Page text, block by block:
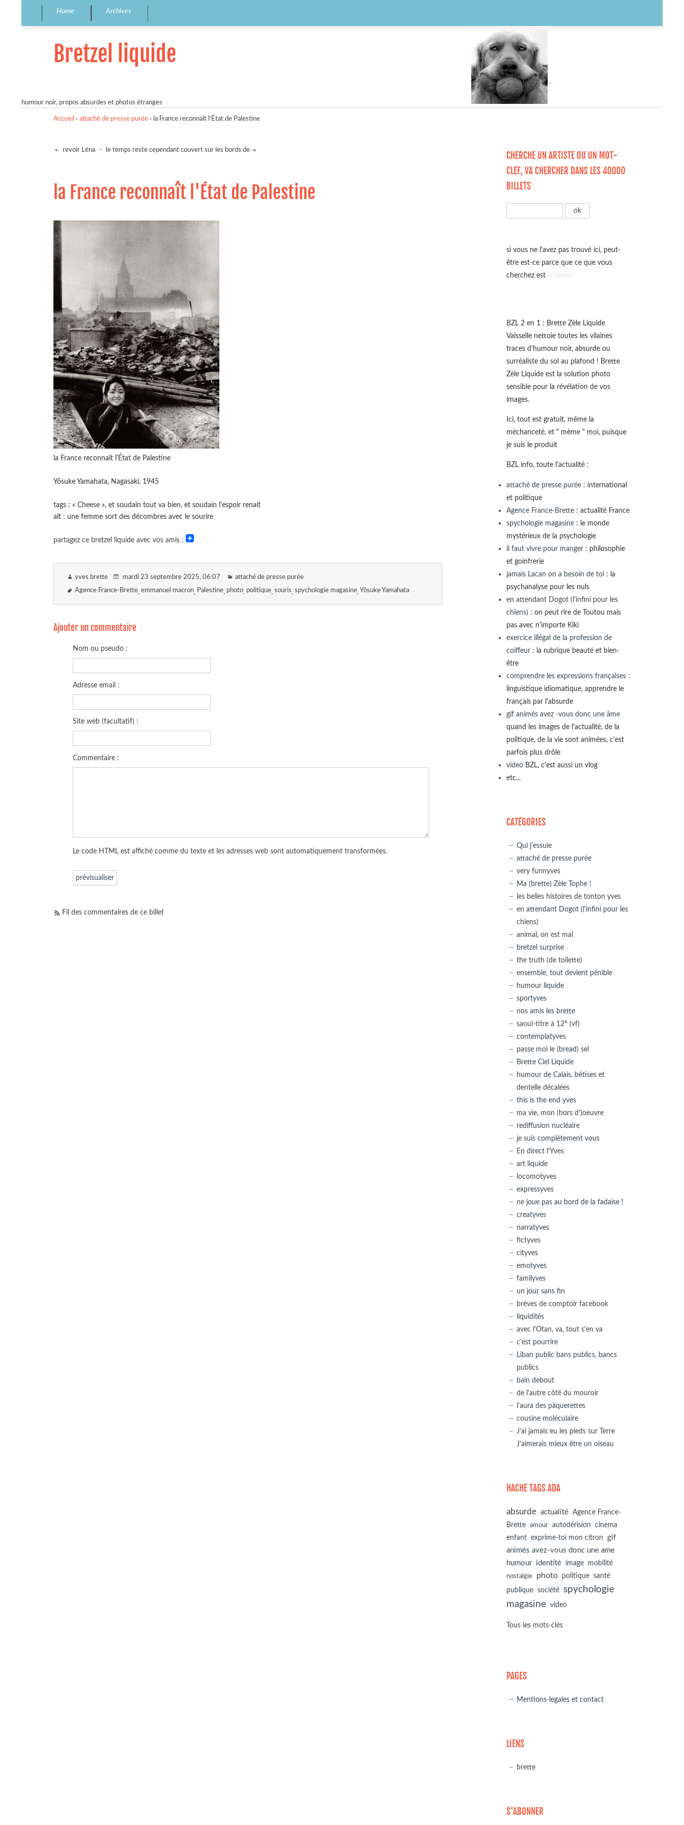
Home Archives
Bretzel liquide
humour noir, propos absurdes et photos étranges
Accueil › attaché de presse purée › la France reconnaît l'État de Palestine
revoir Léna - le temps reste cependant couvert sur les bords de
la France reconnaît l'État de Palestine
la France reconnaît l'État de Palestine
Yōsuke Yamahata, Nagasaki, 1945
tags : « Cheese », et soudain tout va bien, et soudain l'espoir renait
alt : une femme sort des décombres avec le sourire
partagez ce bretzel liquide avec vos amis :
yves brette mardi 23 septembre 2025, 06:07 attaché de presse purée
Agence France-Brette emmanuel macron Palestine photo politique souris spychologie magasine Yōsuke Yamahata
Ajouter un commentaire
Nom ou pseudo :
Adresse email :
Site web (facultatif) :
Commentaire :
Le code HTML est affiché comme du texte et les adresses web sont automatiquement transformées.
Fil des commentaires de ce billet
CHERCHE UN ARTISTE OU UN MOT-
CLEF, VA CHERCHER DANS LES 40000
BILLETS
si vous ne l'avez pas trouvé ici, peut-
être est-ce parce que ce que vous
cherchez està l'ombre
BZL 2 en 1 : Brette Zèle Liquide
Vaisselle nettoie toutes les vilaines
traces d'humour noir, absurde ou
surréaliste du sol au plafond ! Brette
Zèle Liquide est la solution photo
sensible pour la révélation de vos
images.
Ici, tout est gratuit, même la
méchanceté, et " mème " moi, puisque
je suis le produit
BZL info, toute l'actualité :
attaché de presse purée : international
et politique
Agence France-Brette : actualité France
spychologie magasine : le monde
mystérieux de la psychologie
il faut vivre pour manger : philosophie
et goinfrerie
jamais Lacan on a besoin de toi : la
psychanalyse pour les nuls
en attendant Dogot (l'infini pour les
chiens) : on peut rire de Toutou mais
pas avec n'importe Kiki
exercice illégal de la profession de
coiffeur : la rubrique beauté et bien-
être
comprendre les expressions françaises :
linguistique idiomatique, apprendre le
français par l'absurde
gif animés avez -vous donc une âme
quand les images de l'actualité, de la
politique, de la vie sont animées, c'est
parfois plus drôle
video BZL, c'est aussi un vlog
etc...
CATÉGORIES
Qui j'essuie
attaché de presse purée
very funnyves
Ma (brette) Zèle Tophe !
les belles histoires de tonton yves
en attendant Dogot (l'infini pour les
chiens)
animal, on est mal
bretzel surprise
the truth (de toilette)
ensemble, tout devient pénible
humour liquide
sportyves
nos amis les brette
saoul-titre à 12° (vf)
contemplatyves
passe moi le (bread) sel
Brette Ciel Liquide
humour de Calais, bêtises et
dentelle décalées
this is the end yves
ma vie, mon (hors d')oeuvre
rediffusion nucléaire
je suis complètement vous
En direct l'Yves
art liquide
locomotyves
expressyves
ne joue pas au bord de la fadaise !
creatyves
narratyves
fictyves
cityves
emotyves
familyves
un jour sans fin
brèves de comptoir facebook
liquidités
avec l'Otan, va, tout s'en va
c'est pourrire
Liban public bans publics, bancs
publics
bain debout
de l'autre côté du mouroir
l'aura des pâquerettes
cousine moléculaire
J’ai jamais eu les pieds sur Terre
J’aimerais mieux être un oiseau
HACHE TAGS ADA
absurde actualité Agence France-
Brette
amour autodérision
cinema
enfant exprime-toi mon citron
gif
animés avez-vous donc une ame
humour identité image mobilité
nostalgie photo politique santé
publique société spychologie
magasine video
Tous les mots-clés
PAGES
Mentions-legales et contact
LIENS
brette
S'ABONNER